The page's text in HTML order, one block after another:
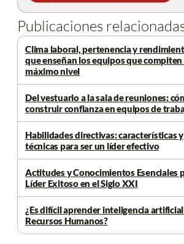
Publicaciones
Clima laboral, pertenencia y
que enseñan los equipos que compiten
máximo nivel
Del vestuario a la sala de reuniones:
construir confianza en equipos de
Habilidades directivas: características y
técnicas para ser un líder efectivo
Actitudes y Conocimientos Esenciales
Líder Exitoso en el Siglo XXI
¿Es difícil aprender inteligencia
Recursos Humanos?